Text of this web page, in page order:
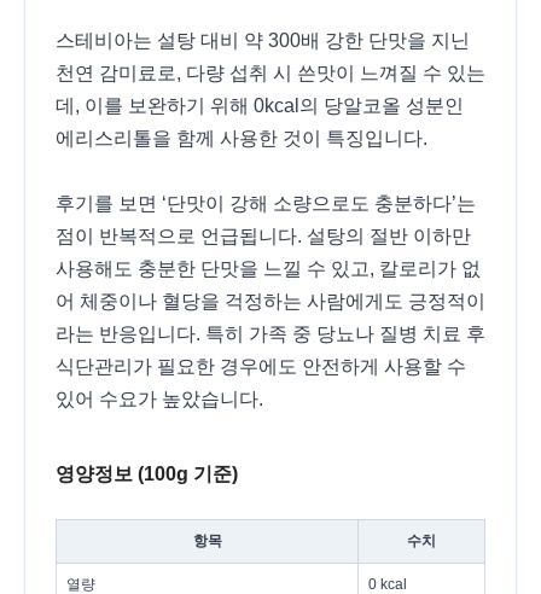
스테비아는 설탕 대비 약 300배 강한 단맛을 지닌
천연 감미료로, 다량 섭취 시 쓴맛이 느껴질 수 있는
데, 이를 보완하기 위해 0kcal의 당알코올 성분인
에리스리톨을 함께 사용한 것이 특징입니다.
후기를 보면 ‘단맛이 강해 소량으로도 충분하다’는
점이 반복적으로 언급됩니다. 설탕의 절반 이하만
사용해도 충분한 단맛을 느낄 수 있고, 칼로리가 없
어 체중이나 혈당을 걱정하는 사람에게도 긍정적이
라는 반응입니다. 특히 가족 중 당뇨나 질병 치료 후
식단관리가 필요한 경우에도 안전하게 사용할 수
있어 수요가 높았습니다.
영양정보 (100g 기준)
항목 수치
열량 0 kcal